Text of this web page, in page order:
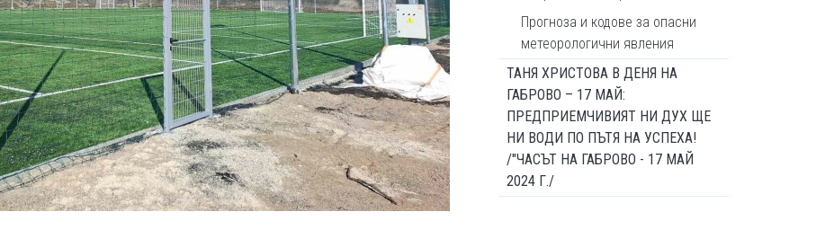
Прогноза и кодове за опасни
метеорологични явления
ТАНЯ ХРИСТОВА В ДЕНЯ НА
ГАБРОВО – 17 МАЙ:
ПРЕДПРИЕМЧИВИЯТ НИ ДУХ ЩЕ
НИ ВОДИ ПО ПЪТЯ НА УСПЕХА!
/"ЧАСЪТ НА ГАБРОВО - 17 МАЙ
2024 Г./